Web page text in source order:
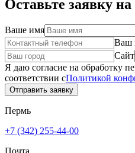
Оставьте заявку
Ваше имя
Ваш
Сайт
Я даю согласие на обработку
соответствии сПолитикой
Отправить заявку
Пермь
+7 (342) 255-44-00